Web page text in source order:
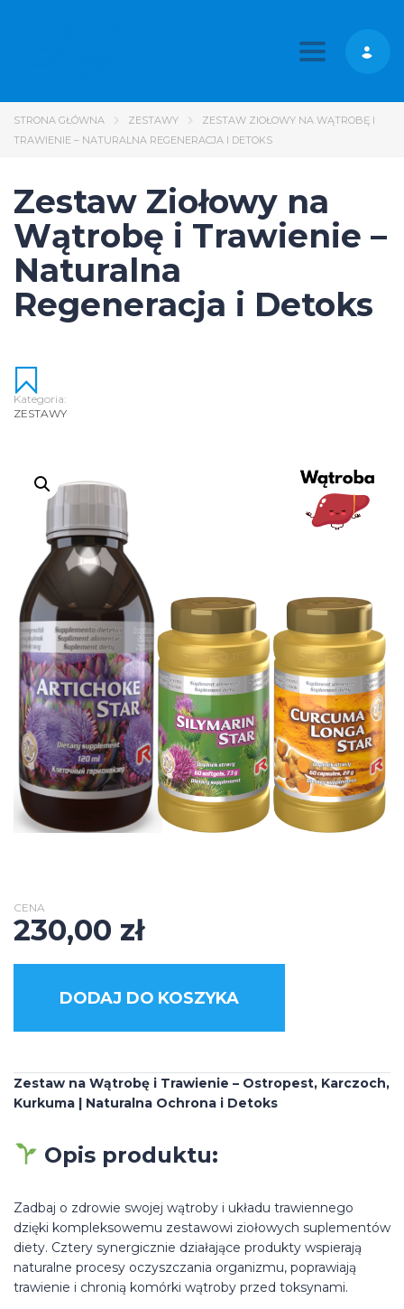
Toggle
STRONA GŁÓWNA ZESTAWY
ZESTAW ZIOŁOWY NA WĄTROBĘ I
TRAWIENIE – NATURALNA REGENERACJA I DETOKS
Zestaw Ziołowy na
Wątrobę i Trawienie –
Naturalna
Regeneracja i Detoks
Kategoria:
ZESTAWY
CENA
230,00 zł
DODAJ DO KOSZYKA
Zestaw na Wątrobę i Trawienie – Ostropest, Karczoch,
Kurkuma | Naturalna Ochrona i Detoks
Opis produktu:
Zadbaj o zdrowie swojej wątroby i układu trawiennego
dzięki kompleksowemu zestawowi ziołowych suplementów
diety. Cztery synergicznie działające produkty wspierają
naturalne procesy oczyszczania organizmu, poprawiają
trawienie i chronią komórki wątroby przed toksynami.